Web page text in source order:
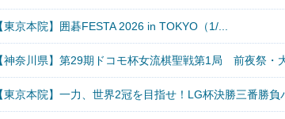
【東京本院】囲碁FESTA 2026 in TOKYO（1/...
【神奈川県】第29期ドコモ杯女流棋聖戦第1局 前夜祭・
【東京本院】一力、世界2冠を目指せ！LG杯決勝三番勝負